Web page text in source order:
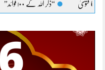
“ذکر اللہ کے ۱۰۰ فوائد”